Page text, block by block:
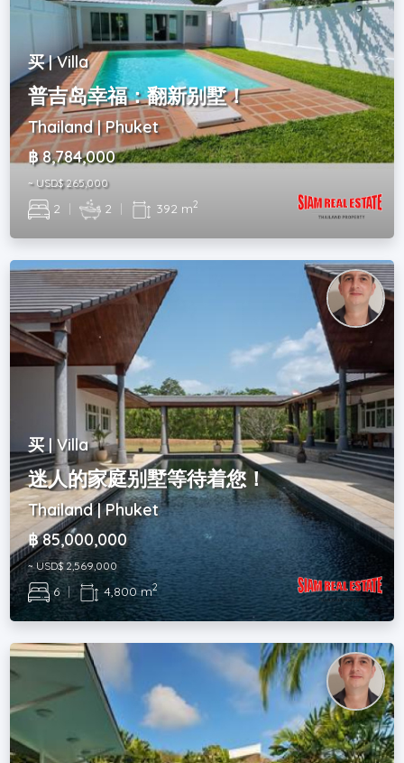
买 | Villa
普吉岛幸福：翻新别墅！
Thailand | Phuket
฿ 8,784,000
~ USD$ 265,000
2 | 2 | 392 m2
买 | Villa
迷人的家庭别墅等待着您！
Thailand | Phuket
฿ 85,000,000
~ USD$ 2,569,000
6 | 4,800 m2